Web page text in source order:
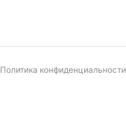
Политика конфиденциальности